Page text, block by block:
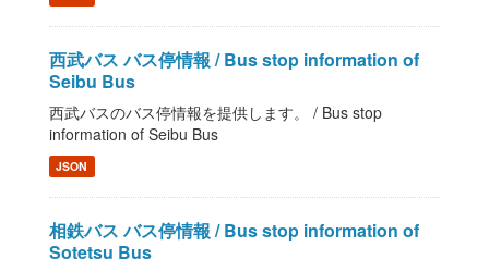
西武バス バス停情報 / Bus stop information of
Seibu Bus
西武バスのバス停情報を提供します。 / Bus stop
information of Seibu Bus
JSON
相鉄バス バス停情報 / Bus stop information of
Sotetsu Bus